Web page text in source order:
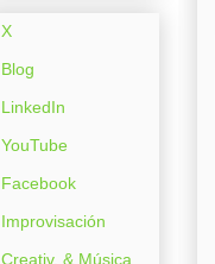
X
Blog
LinkedIn
YouTube
Facebook
Improvisación
Creativ. & Música